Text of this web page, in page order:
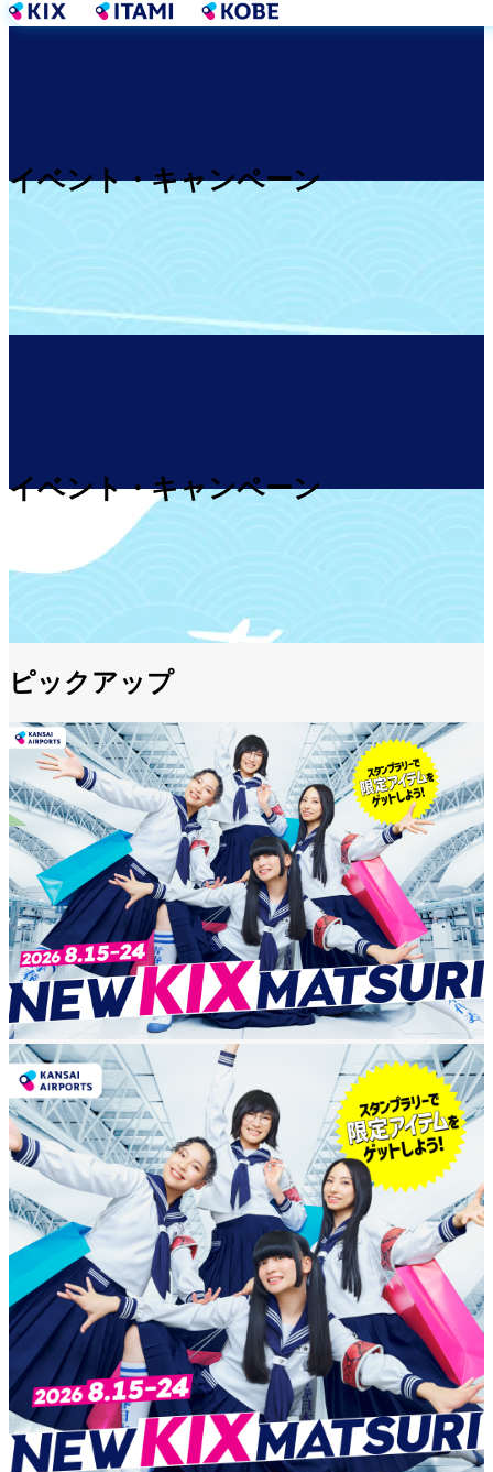
メ
ツ
イベント・キャンペーン
イベント・キャンペーン
ピックアップ